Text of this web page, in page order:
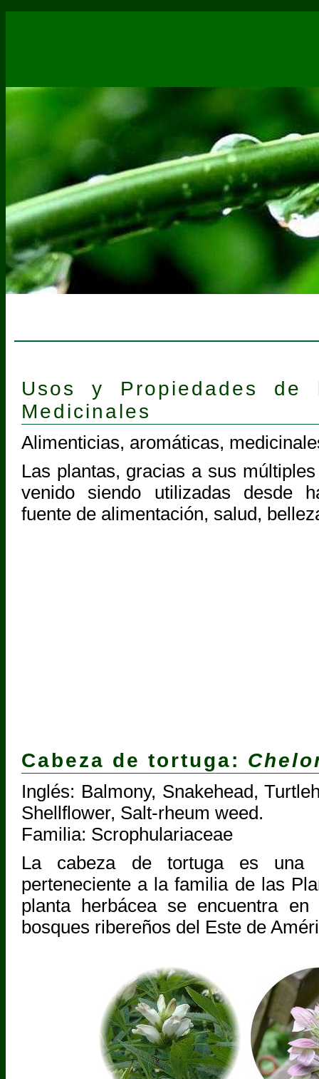
Usos y Propiedades de
Medicinales
Alimenticias, aromáticas,
Las plantas, gracias a sus
venido siendo utilizadas desde
fuente de alimentación, salud,
Cabeza de tortuga:
Inglés: Balmony, Snakehead,
Shellflower, Salt-rheum weed.
Familia: Scrophulariaceae
La cabeza de tortuga es una
perteneciente a la familia de las
planta herbácea se encuentra
bosques ribereños del Este de